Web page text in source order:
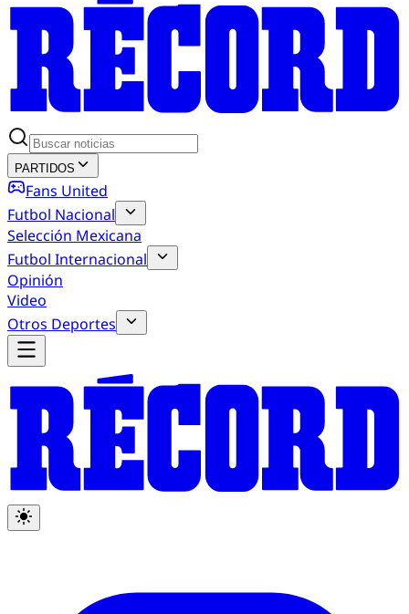
PARTIDOS
Fans United
Futbol Nacional
Selección Mexicana
Futbol Internacional
Opinión
Video
Otros Deportes